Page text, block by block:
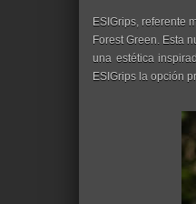
ESIGrips, referente
Forest Green. Esta
una estética
ESIGrips la opción